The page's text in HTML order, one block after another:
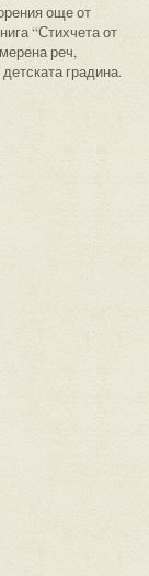
още от
“Стихчета от
реч,
градина.